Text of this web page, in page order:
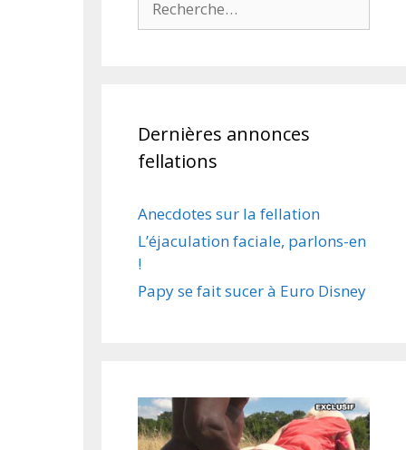
Dernières annonces
fellations
Anecdotes sur la fellation
L’éjaculation faciale, parlons-en
!
Papy se fait sucer à Euro Disney